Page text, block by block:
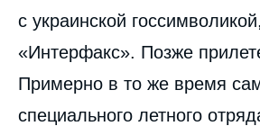
с украинской
«Интерфакс». Позже
Примерно в то же время
специального летного